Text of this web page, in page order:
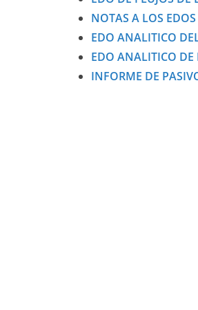
NOTAS A LOS
EDO ANALITICO
EDO ANALITICO DE
INFORME DE